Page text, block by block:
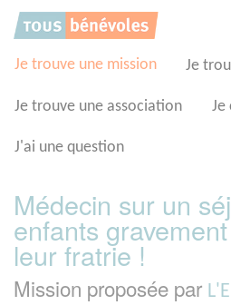
Je trouve une mission Je
Je trouve une association Je
J'ai une question
Médecin sur un
enfants
leur fratrie !
Mission proposée par
Panneau de gestion des cookies